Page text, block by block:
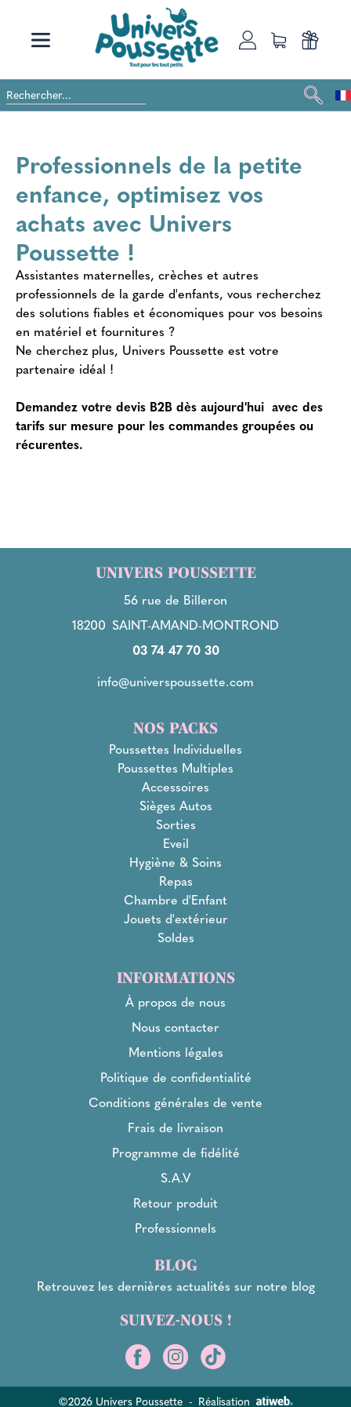
Professionnels de la petite
enfance, optimisez vos
achats avec Univers
Poussette !
Assistantes maternelles, crèches et autres
professionnels de la garde d'enfants, vous recherchez
des solutions fiables et économiques pour vos besoins
en matériel et fournitures ?
Ne cherchez plus, Univers Poussette est votre
partenaire idéal !
Demandez votre devis B2B dès aujourd'hui avec des
tarifs sur mesure pour les commandes groupées ou
récurentes.
UNIVERS POUSSETTE
56 rue de Billeron
18200 SAINT-AMAND-MONTROND
03 74 47 70 30
info@universpoussette.com
NOS PACKS
Poussettes Individuelles
Poussettes Multiples
Accessoires
Sièges Autos
Sorties
Eveil
Hygiène & Soins
Repas
Chambre d'Enfant
Jouets d'extérieur
Soldes
INFORMATIONS
À propos de nous
Nous contacter
Mentions légales
Politique de confidentialité
Conditions générales de vente
Frais de livraison
Programme de fidélité
S.A.V
Retour produit
Professionnels
BLOG
Retrouvez les dernières actualités sur notre blog
SUIVEZ-NOUS !
©2026 Univers Poussette - Réalisation